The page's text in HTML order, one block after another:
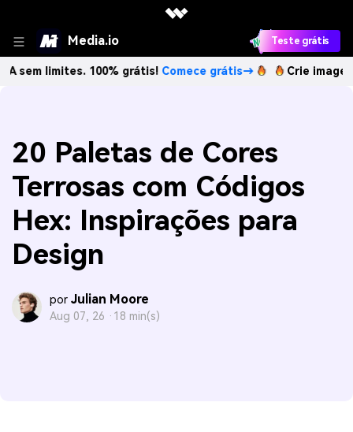
Media.io Teste grátis
100% grátis!Comece grátis→ Crie imagens com IA
20 Paletas de Cores
Terrosas com Códigos
Hex: Inspirações para
Design
por Julian Moore
Aug 07, 26 · 18 min(s)